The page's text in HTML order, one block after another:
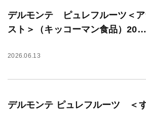
デルモンテ ピュレフルーツ＜ア
スト＞（キッコーマン食品）20…
2026.06.13
デルモンテ ピュレフルーツ ＜